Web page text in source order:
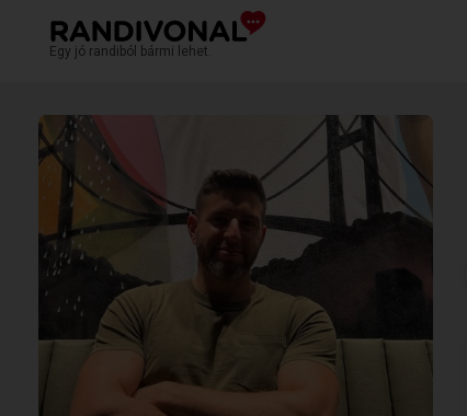
Egy jó randiból bármi lehet.